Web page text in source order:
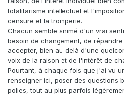
totalitarisme intellectuel et
censure et la tromperie.
Chacun semble animé d'un vrai
besoin de changement, de
accepter, bien au-delà d'une
voix de la raison et de l'intérêt de
Pourtant, à chaque fois que j'ai vu
renseigner ici, poser des questions
polies, tout au plus parfois